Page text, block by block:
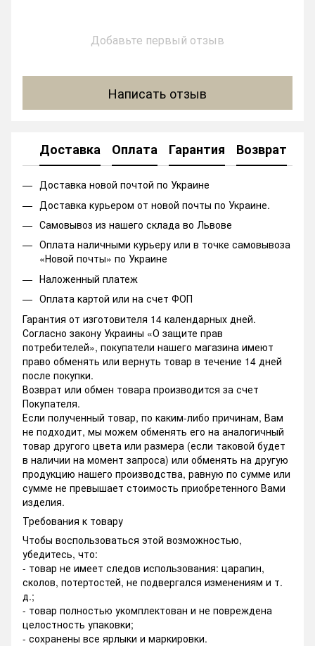
Добавьте первый отзыв
Написать отзыв
Доставка Оплата Гарантия Возврат
Доставка новой почтой по Украине
Доставка курьером от новой почты по Украине.
Самовывоз из нашего склада во Львове
Оплата наличными курьеру или в точке самовывоза
«Новой почты» по Украине
Наложенный платеж
Оплата картой или на счет ФОП
Гарантия от изготовителя 14 календарных дней.
Согласно закону Украины «О защите прав
потребителей», покупатели нашего магазина имеют
право обменять или вернуть товар в течение 14 дней
после покупки.
Возврат или обмен товара производится за счет
Покупателя.
Если полученный товар, по каким-либо причинам, Вам
не подходит, мы можем обменять его на аналогичный
товар другого цвета или размера (если таковой будет
в наличии на момент запроса) или обменять на другую
продукцию нашего производства, равную по сумме или
сумме не превышает стоимость приобретенного Вами
изделия.
Требования к товару
Чтобы воспользоваться этой возможностью,
убедитесь, что:
- товар не имеет следов использования: царапин,
сколов, потертостей, не подвергался изменениям и т.
д.;
- товар полностью укомплектован и не повреждена
целостность упаковки;
- сохранены все ярлыки и маркировки.